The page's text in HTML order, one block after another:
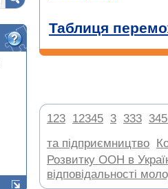
Таблиця
123 12345 3 333
та підприємництво
Розвитку ООН в
відповідальності